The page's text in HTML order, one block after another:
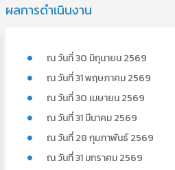
ผลการดำเนินงาน
ณ วันที่ 30 มิถุนายน 2569
ณ วันที่ 31 พฤษภาคม 2569
ณ วันที่ 30 เมษายน 2569
ณ วันที่ 31 มีนาคม 2569
ณ วันที่ 28 กุมภาพันธ์ 2569
ณ วันที่ 31 มกราคม 2569